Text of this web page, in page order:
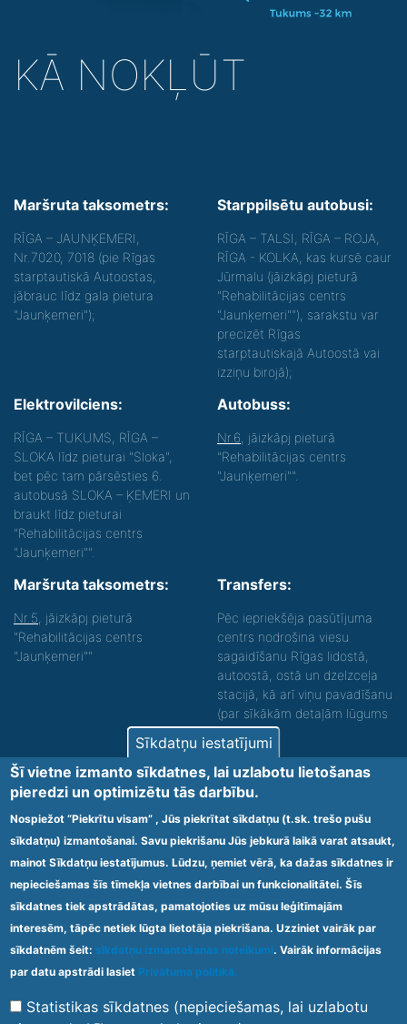
KĀ NOKĻŪT
Maršruta taksometrs:
RĪGA – JAUNĶEMERI,
Nr.7020, 7018 (pie Rīgas
starptautiskā Autoostas,
jābrauc līdz gala pietura
"Jaunķemeri");
Starppilsētu autobusi:
RĪGA – TALSI, RĪGA – ROJA,
RĪGA - KOLKA, kas kursē caur
Jūrmalu (jāizkāpj pieturā
"Rehabilitācijas centrs
"Jaunķemeri""), sarakstu var
precizēt Rīgas
starptautiskajā Autoostā vai
izziņu birojā);
Elektrovilciens:
RĪGA – TUKUMS, RĪGA –
SLOKA līdz pieturai "Sloka",
bet pēc tam pārsēsties 6.
autobusā SLOKA – ĶEMERI un
braukt līdz pieturai
"Rehabilitācijas centrs
"Jaunķemeri"".
Autobuss:
Nr.6 , jāizkāpj pieturā
"Rehabilitācijas centrs
"Jaunķemeri"".
Maršruta taksometrs:
Nr.5 , jāizkāpj pieturā
"Rehabilitācijas centrs
"Jaunķemeri""
Transfers:
Pēc iepriekšēja pasūtījuma
centrs nodrošina viesu
sagaidīšanu Rīgas lidostā,
autoostā, ostā un dzelzceļa
stacijā, kā arī viņu pavadīšanu
(par sīkākām detaļām lūgums
zvanīt).
Nodrošinām vides piekļūstamību personām ar
funkcionāliem traucējumiem! SIA „Sanare-KRC
Jaunķemeri”, Kolkas ielā 20, Jūrmalā ir nodrošināta vides
piekļūstamība personām ar funkcionāliem traucējumiem,
tādejādi nodrošinot atbilstību Ministru kabineta
2009.gada 20.janvāra noteikumos Nr.60 „Noteikumi par
obligātajām prasībām ārstniecības iestādēm un to
struktūrvienībām” minētajām prasībām.
Ārstniecības iestādes kods 1300 – 64003
Footer
menu
Vietnes karte Noteikumi un privātuma politika
Sīkdatņu iestatījumi
Šī vietne izmanto sīkdatnes, lai uzlabotu lietošanas
pieredzi un optimizētu tās darbību.
Nospiežot “Piekrītu visam” , Jūs piekrītat sīkdatņu (t.sk. trešo pušu
sīkdatņu) izmantošanai. Savu piekrišanu Jūs jebkurā laikā varat atsaukt,
mainot Sīkdatņu iestatījumus. Lūdzu, ņemiet vērā, ka dažas sīkdatnes ir
nepieciešamas šīs tīmekļa vietnes darbībai un funkcionalitātei. Šīs
sīkdatnes tiek apstrādātas, pamatojoties uz mūsu leģitīmajām
interesēm, tāpēc netiek lūgta lietotāja piekrišana. Uzziniet vairāk par
sīkdatnēm šeit: sīkdatņu izmantošanas noteikumi. Vairāk informācijas
par datu apstrādi lasiet Privātuma politikā.
Statistikas sīkdatnes (nepieciešamas, lai uzlabotu